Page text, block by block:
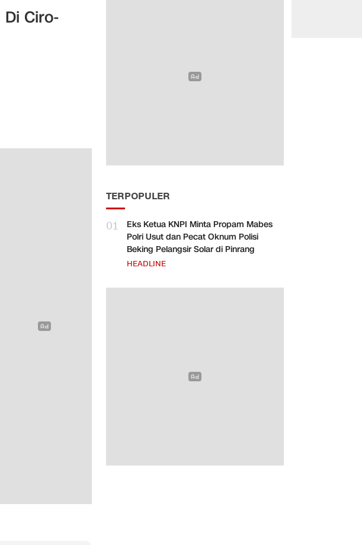
Ciro-
TERPOPULER
01
Eks Ketua KNPI Minta Propam Mabes
Polri Usut dan Pecat Oknum Polisi
Beking Pelangsir Solar di Pinrang
HEADLINE